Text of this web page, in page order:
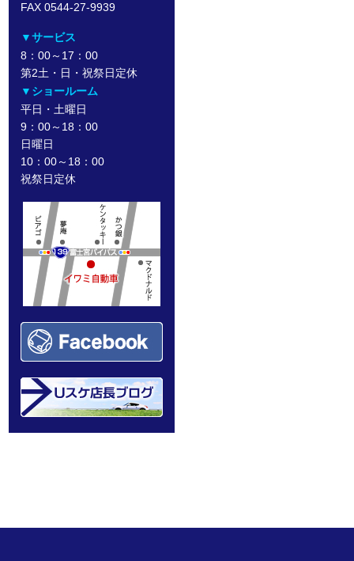
FAX 0544-27-9939
▼サービス
8：00～17：00
第2土・日・祝祭日定休
▼ショールーム
平日・土曜日
9：00～18：00
日曜日
10：00～18：00
祝祭日定休